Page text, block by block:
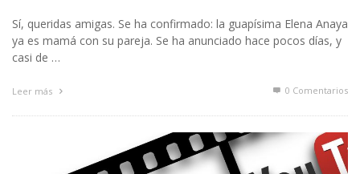
Sí, queridas amigas. Se ha confirmado: la guapísima Elena Anaya
ya es mamá con su pareja. Se ha anunciado hace pocos días, y
casi de …
Leer más 0 Comentarios